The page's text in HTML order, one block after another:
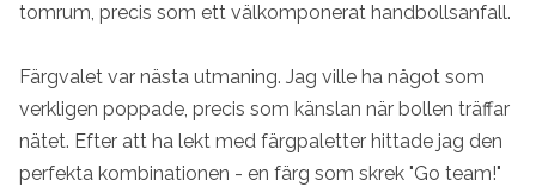
tomrum, precis som ett välkomponerat handbollsanfall.
Färgvalet var nästa utmaning. Jag ville ha något som
verkligen poppade, precis som känslan när bollen träffar
nätet. Efter att ha lekt med färgpaletter hittade jag den
perfekta kombinationen - en färg som skrek "Go team!"